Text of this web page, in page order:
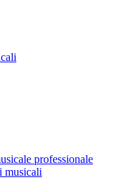
professionale
musicali